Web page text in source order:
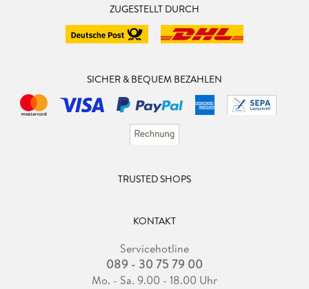
ZUGESTELLT DURCH
SICHER & BEQUEM BEZAHLEN
TRUSTED SHOPS
KONTAKT
Servicehotline
089 - 30 75 79 00
Mo. - Sa. 9.00 - 18.00 Uhr